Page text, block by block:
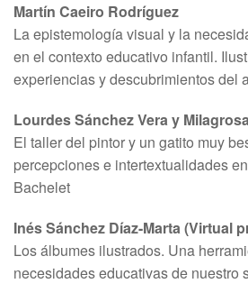
Martín Caeiro Rodríguez
La epistemología visual y la
en el contexto educativo infantil.
experiencias y descubrimientos del
Lourdes Sánchez Vera y
El taller del pintor y un gatito muy
percepciones e intertextualidades
Bachelet
Inés Sánchez Díaz-Marta (Virtual
Los álbumes ilustrados. Una
necesidades educativas de nuestro